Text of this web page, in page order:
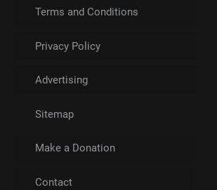
Terms and Conditions
Privacy Policy
Advertising
Sitemap
Make a Donation
Contact